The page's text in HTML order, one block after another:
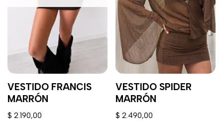
VESTIDO FRANCIS
MARRÓN
$ 2.190,00
VESTIDO SPIDER
MARRÓN
$ 2.490,00